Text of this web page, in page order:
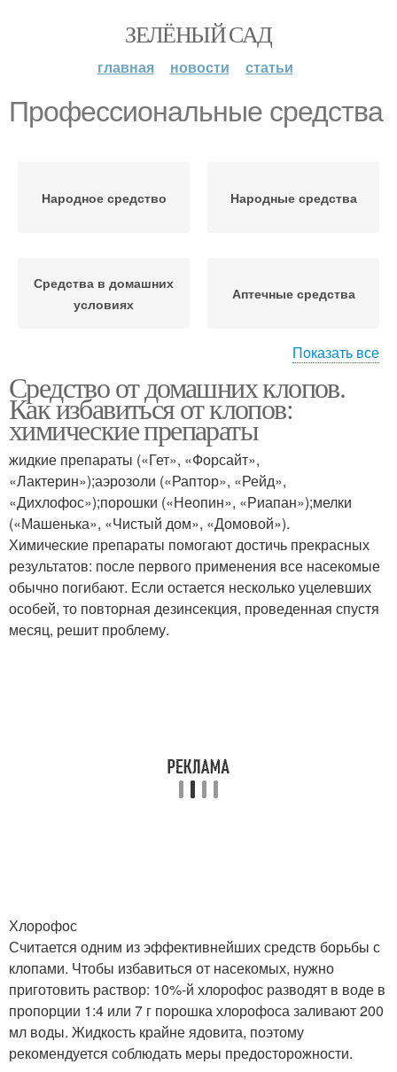
ЗЕЛЁНЫЙ САД
главная новости статьи
Профессиональные средства
Народное средство Народные средства
Средства в домашних
условиях
Аптечные средства
Средства в аптеке
средство
Показать все
Средство от домашних клопов.
Как избавиться от клопов:
химические препараты
жидкие препараты («Гет», «Форсайт»,
«Лактерин»);аэрозоли («Раптор», «Рейд»,
«Дихлофос»);порошки («Неопин», «Риапан»);мелки
(«Машенька», «Чистый дом», «Домовой»).
Химические препараты помогают достичь прекрасных
результатов: после первого применения все насекомые
обычно погибают. Если остается несколько уцелевших
особей, то повторная дезинсекция, проведенная спустя
месяц, решит проблему.
Хлорофос
Считается одним из эффективнейших средств борьбы с
клопами. Чтобы избавиться от насекомых, нужно
приготовить раствор: 10%-й хлорофос разводят в воде в
пропорции 1:4 или 7 г порошка хлорофоса заливают 200
мл воды. Жидкость крайне ядовита, поэтому
рекомендуется соблюдать меры предосторожности.